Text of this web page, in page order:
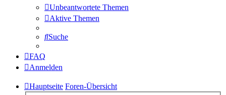
Unbeantwortete Themen
Aktive Themen
Suche
FAQ
Anmelden
Hauptseite Foren-Übersicht